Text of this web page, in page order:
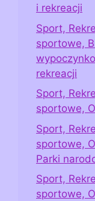
i rekreacji
Sport,
sportowe,
rekreacji
Sport,
sportowe,
Sport,
sportowe,
Parki
Sport,
sportowe,